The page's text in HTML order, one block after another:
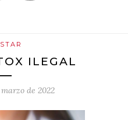
ILEGAL
de 2022